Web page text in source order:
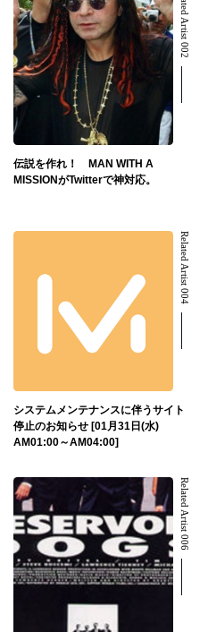
Related Artist 002
伝説を作れ！ MAN WITH A
MISSIONがTwitterで神対応。
Related Artist 004
システムメンテナンスに伴うサイト
停止のお知らせ [01月31日(水)
AM01:00～AM04:00]
Related Artist 006